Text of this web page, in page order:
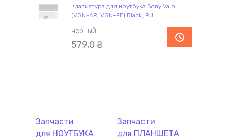
Клавиатура для ноутбука Sony Vaio
(VGN-AR, VGN-FE) Black, RU
черный
579,0 ₴
Запчасти
для НОУТБУКА
Запчасти
для ПЛАНШЕТА